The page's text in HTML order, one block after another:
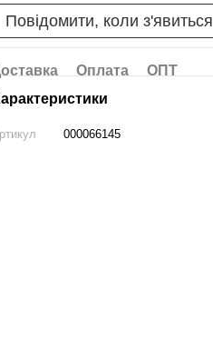
Повідомити, коли з'явиться
Оплата
ОПТ
000066145